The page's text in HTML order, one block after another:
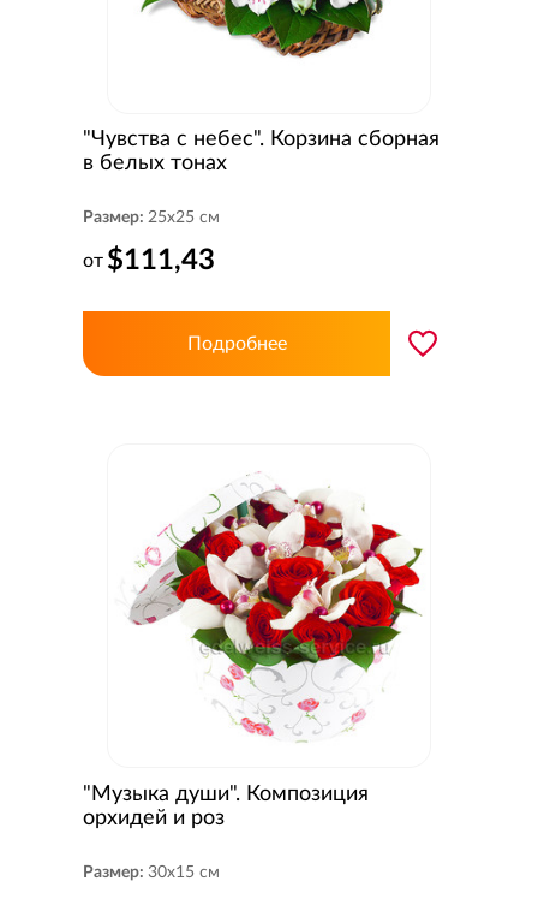
"Чувства с небес". Корзина сборная
в белых тонах
Размер: 25x25 см
от $111,43
Подробнее
"Музыка души". Композиция
орхидей и роз
Размер: 30x15 см